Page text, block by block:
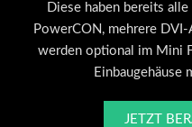
Diese haben bereits
PowerCON, mehrere
werden optional im Mini
Einbaugehäuse
JETZT